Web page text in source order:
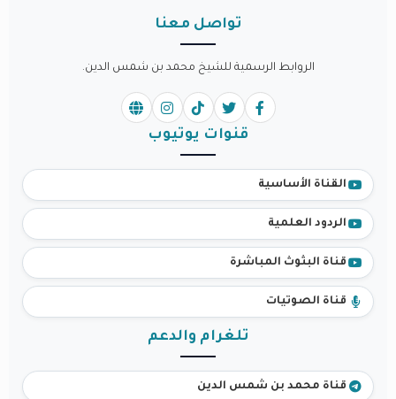
تواصل معنا
الروابط الرسمية للشيخ محمد بن شمس الدين.
قنوات يوتيوب
القناة الأساسية
الردود العلمية
قناة البثوث المباشرة
قناة الصوتيات
تلغرام والدعم
قناة محمد بن شمس الدين